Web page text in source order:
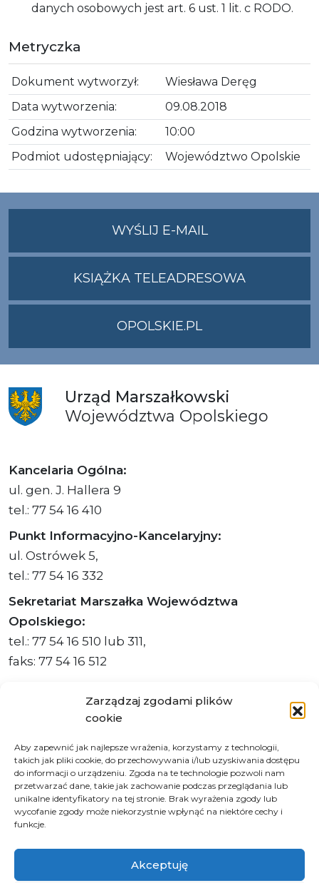
Zarządzaj zgodami plików
cookie
Aby zapewnić jak najlepsze wrażenia, korzystamy z technologii,
takich jak pliki cookie, do przechowywania i/lub uzyskiwania dostępu
do informacji o urządzeniu. Zgoda na te technologie pozwoli nam
przetwarzać dane, takie jak zachowanie podczas przeglądania lub
unikalne identyfikatory na tej stronie. Brak wyrażenia zgody lub
wycofanie zgody może niekorzystnie wpłynąć na niektóre cechy i
funkcje.
Akceptuję
danych osobowych jest art. 6 ust. 1 lit. c RODO.
Metryczka
Dokument wytworzył:
Wiesława Deręg
Data wytworzenia:
09.08.2018
Godzina wytworzenia:
10:00
Podmiot udostępniający:
Województwo Opolskie
WYŚLIJ E-MAILNA
ADRES
KSIĄŻKA TELEADRESOWA
OPOLSKIE.PL
Urząd Marszałkowski
Województwa Opolskiego
Kancelaria Ogólna:
ul. gen. J. Hallera 9
tel.: 77 54 16 410
Punkt Informacyjno-Kancelaryjny:
ul. Ostrówek 5,
tel.: 77 54 16 332
Sekretariat Marszałka Województwa
Opolskiego:
tel.: 77 54 16 510 lub 311,
faks: 77 54 16 512
Adres do e-Doręczeń
Urzędu: AE:PL-66703-73759-IGTUV-14
Polityka prywatności
Klauzula informacyjna RODO